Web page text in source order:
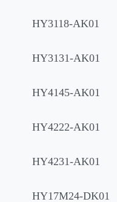
HY3118-AK01
HY3131-AK01
HY4145-AK01
HY4222-AK01
HY4231-AK01
HY17M24-DK01